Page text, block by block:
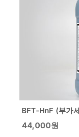
BFT-HnF (부가
44,000원